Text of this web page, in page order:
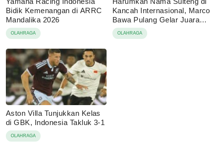
Bidik Kemenangan di ARRC
Mandalika 2026
OLAHRAGA
Kancah Internasional, Marco
Bawa Pulang Gelar Juara
Allianz Junior World Cup
2026
OLAHRAGA
Aston Villa Tunjukkan Kelas
di GBK, Indonesia Takluk 3-1
OLAHRAGA